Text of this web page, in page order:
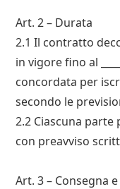
Art. 2 – Durata
2.1 Il contratto
in vigore fino al
concordata per
secondo le
2.2 Ciascuna
con preavviso scritto
Art. 3 – Consegna